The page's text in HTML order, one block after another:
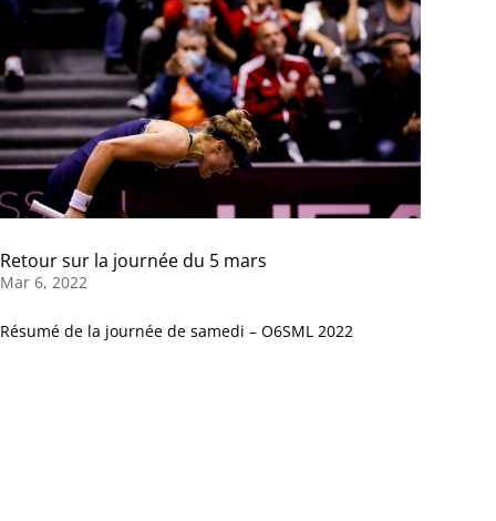
Retour sur la journée du 5 mars
Mar 6, 2022
Résumé de la journée de samedi – O6SML 2022